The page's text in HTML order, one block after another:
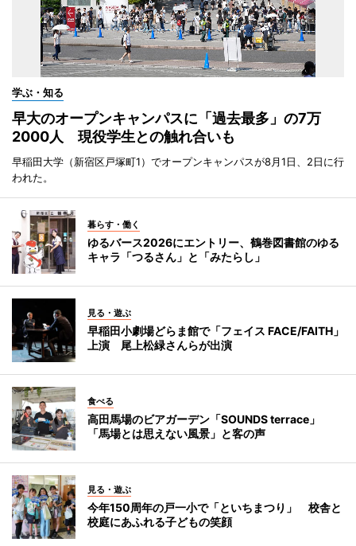
学ぶ・知る
早大のオープンキャンパスに「過去最多」の7万
2000人 現役学生との触れ合いも
早稲田大学（新宿区戸塚町1）でオープンキャンパスが8月1日、2日に行
われた。
暮らす・働く
ゆるバース2026にエントリー、鶴巻図書館のゆる
キャラ「つるさん」と「みたらし」
見る・遊ぶ
早稲田小劇場どらま館で「フェイス FACE/FAITH」
上演 尾上松緑さんらが出演
食べる
高田馬場のビアガーデン「SOUNDS terrace」
「馬場とは思えない風景」と客の声
見る・遊ぶ
今年150周年の戸一小で「といちまつり」 校舎と
校庭にあふれる子どもの笑顔